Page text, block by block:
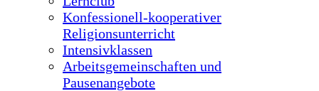
Schulportal
Downloads
Kontakt
Verkehrsanbindung